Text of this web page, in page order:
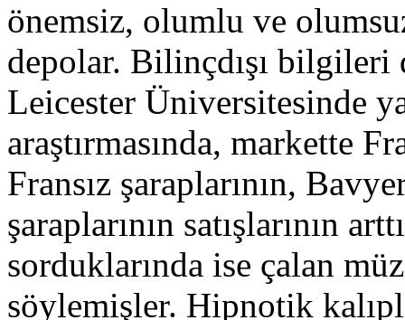
önemsiz, olumlu ve
depolar. Bilinçdışı
Leicester Üniversitesinde
araştırmasında, markette
Fransız şaraplarının,
şaraplarının satışlarının
sorduklarında ise çalan
söylemişler. Hipnotik